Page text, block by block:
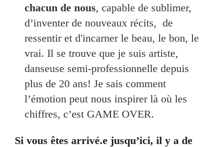
chacun de nous, capable de sublimer,
d’inventer de nouveaux récits, de
ressentir et d'incarner le beau, le bon, le
vrai. Il se trouve que je suis artiste,
danseuse semi-professionnelle depuis
plus de 20 ans! Je sais comment
l’émotion peut nous inspirer là où les
chiffres, c’est GAME OVER.
Si vous êtes arrivé.e jusqu’ici, il y a de